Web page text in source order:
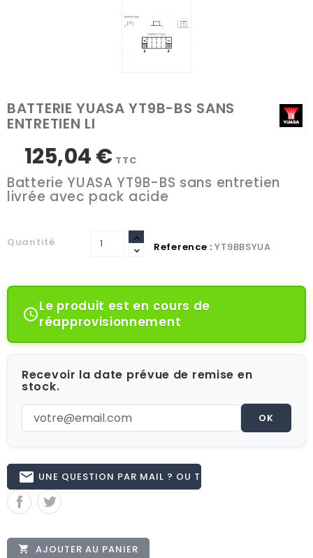
BATTERIE YUASA YT9B-BS SANS
ENTRETIEN LI
125,04 € TTC
Batterie YUASA YT9B-BS sans entretien
livrée avec pack acide
Quantité Reference : YT9BBSYUA
Le produit est en cours de
réapprovisionnement
Recevoir la date prévue de remise en
stock.
OK
email UNE QUESTION PAR MAIL ? OU TÉL 02.51.62.16.59
 AJOUTER AU PANIER